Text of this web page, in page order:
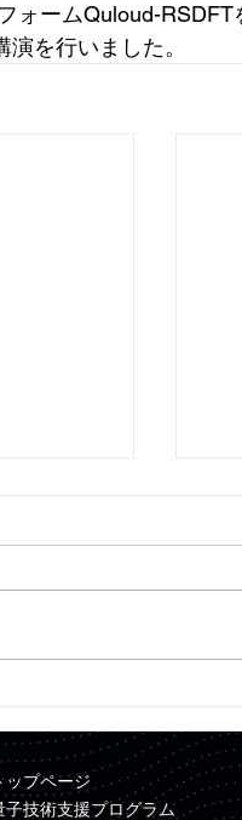
ォームQuloud-RSDFT
を行いました。
務提携を
ン
ュ
ップページ
子技術支援プログラム